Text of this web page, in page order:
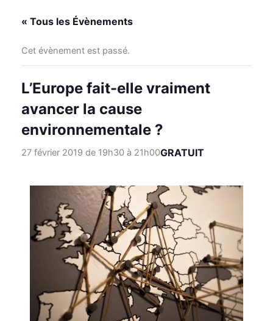
« Tous les Évènements
Cet évènement est passé.
L’Europe fait-elle vraiment
avancer la cause
environnementale ?
27 février 2019 de 19h30à 21h00GRATUIT